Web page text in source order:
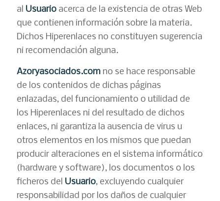
al Usuario acerca de la existencia de otras Web
que contienen información sobre la materia.
Dichos Hiperenlaces no constituyen sugerencia
ni recomendación alguna.
Azoryasociados.com no se hace responsable
de los contenidos de dichas páginas
enlazadas, del funcionamiento o utilidad de
los Hiperenlaces ni del resultado de dichos
enlaces, ni garantiza la ausencia de virus u
otros elementos en los mismos que puedan
producir alteraciones en el sistema informático
(hardware y software), los documentos o los
ficheros del Usuario, excluyendo cualquier
responsabilidad por los daños de cualquier